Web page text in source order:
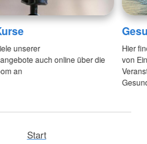
unserer
auch online über die
an
Hier
von
Start